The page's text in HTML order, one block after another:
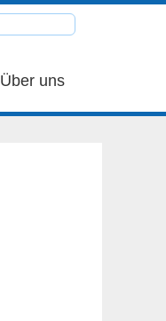
Über uns